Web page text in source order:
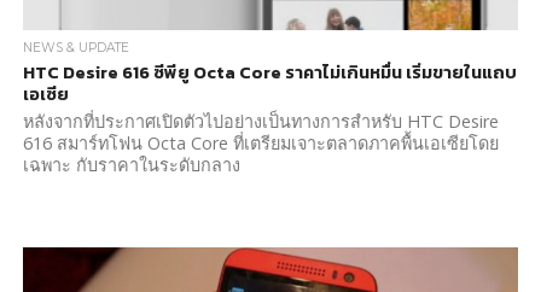
NEWS & UPDATE
HTC Desire 616 ซีพียู Octa Core ราคาไม่เกินหมื่น เริ่มขายในแถบ
เอเซีย
หลังจากที่ประกาศเปิดตัวไปอย่างเป็นทางการสำหรับ HTC Desire
616 สมาร์ทโฟน Octa Core ที่เตรียมเจาะตลาดภาคพื้นเอเซียโดย
เฉพาะ กับราคาในระดับกลาง